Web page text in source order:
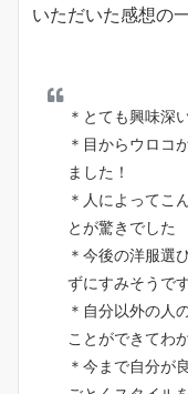
いただいた感想の
＊とても興味深
＊目からウロコ
ました！
＊人によってこ
とが驚きでした
＊今後の洋服選
ずにすみそうで
＊自分以外の人
ことができてわ
＊今まで自分が